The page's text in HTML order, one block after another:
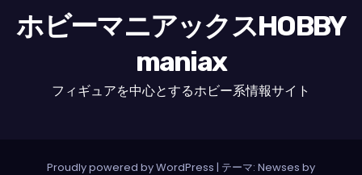
ホビーマニアックスHOBBY
maniax
フィギュアを中心とするホビー系情報サイト
Proudly powered by WordPress | テーマ: Newses by